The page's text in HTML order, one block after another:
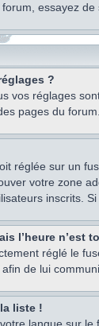
essayez de
?
vos réglages
pages du
réglée sur un
votre zone
inscrits.
l’heure n’est
réglé le
de lui
liste !